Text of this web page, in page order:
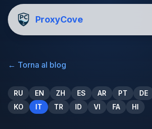
ProxyCove
← Torna al blog
RU EN ZH ES AR PT DE
KO
IT TR ID VI FA HI